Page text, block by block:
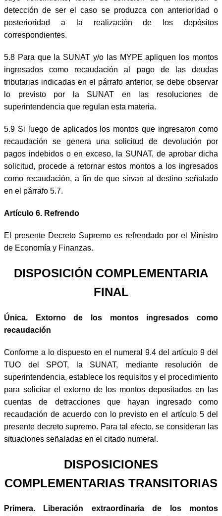
detección de ser el caso se produzca con anterioridad o
posterioridad a la realización de los depósitos
correspondientes.
5.8 Para que la SUNAT y/o las MYPE apliquen los montos
ingresados como recaudación al pago de las deudas
tributarias indicadas en el párrafo anterior, se debe observar
lo previsto por la SUNAT en las resoluciones de
superintendencia que regulan esta materia.
5.9 Si luego de aplicados los montos que ingresaron como
recaudación se genera una solicitud de devolución por
pagos indebidos o en exceso, la SUNAT, de aprobar dicha
solicitud, procede a retornar estos montos a los ingresados
como recaudación, a fin de que sirvan al destino señalado
en el párrafo 5.7.
Artículo 6. Refrendo
El presente Decreto Supremo es refrendado por el Ministro
de Economía y Finanzas.
DISPOSICIÓN COMPLEMENTARIA
FINAL
Única. Extorno de los montos ingresados como
recaudación
Conforme a lo dispuesto en el numeral 9.4 del artículo 9 del
TUO del SPOT, la SUNAT, mediante resolución de
superintendencia, establece los requisitos y el procedimiento
para solicitar el extorno de los montos depositados en las
cuentas de detracciones que hayan ingresado como
recaudación de acuerdo con lo previsto en el artículo 5 del
presente decreto supremo. Para tal efecto, se consideran las
situaciones señaladas en el citado numeral.
DISPOSICIONES
COMPLEMENTARIAS TRANSITORIAS
Primera. Liberación extraordinaria de los montos